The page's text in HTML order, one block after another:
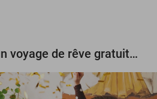
Tentez de gagner un voyage de rêve gratuit d'une valeur de 3.000 € !